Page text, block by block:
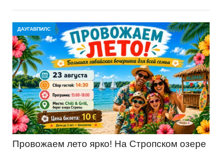
ДАУГАВПИЛС
Провожаем лето ярко! На Стропском озере